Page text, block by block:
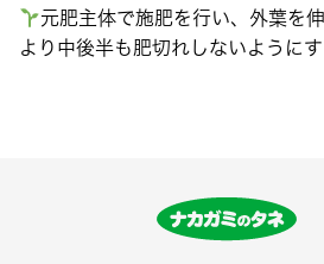
元肥主体で施肥を行い、外葉を
より中後半も肥切れしないようにす